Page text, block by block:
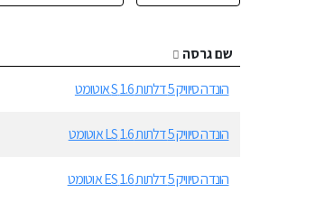
שם גרסה
הונדה סיוויק 5 דלתות 1.6 S אוטומט
הונדה סיוויק 5 דלתות 1.6 LS אוטומט
הונדה סיוויק 5 דלתות 1.6 ES אוטומט